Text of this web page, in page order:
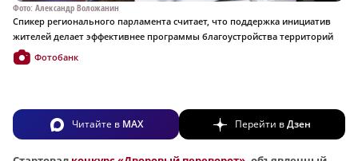
Фото: Александр Воложанин
Спикер регионального парламента считает, что поддержка инициатив
жителей делает эффективнее программы благоустройства территорий
Фотобанк
Читайте в MAX Перейти вДзен